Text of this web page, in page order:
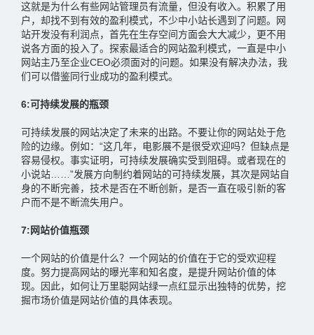
这就是为什么有些网站管理员有流量，但没有收入。积累了用
户，却找不到有效的盈利模式，不少中小站长遇到了问题。网
站开发没有利润点，首先在生存空间方面会大大减少，更不用
说各方面的投入了。探索最适合的网站盈利模式，一直是中小
网站主乃至企业CEO必须面对的问题。如果没有解决办法，我
们可以借鉴同行业成功的盈利模式。
6:可持续发展的瓶颈
可持续发展的网站决定了未来的出路。不要让你的网站处于危
险的边缘。例如：“这几年，电影展不是很受欢迎吗？但缺点是
容易侵权。事实证明，可持续发展确实受到阻碍。或者现在的
小说站……”发展方向制约着网站的可持续发展，其次是网站自
身的不断完善，技术是否在不断创新，是否一直在吸引新的客
户而不是不断流失用户。
7:网站价值瓶颈
一个网站的价值是什么？一个网站的价值在于它的受欢迎程
度。努力提高网站的曝光率和知名度，是提升网站价值的体
现。因此，如何让万里聪网站绿一点红显示出独特的优势，挖
掘市场价值是网站价值的具体表现。